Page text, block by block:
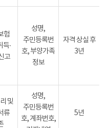
험
득·
고
성명,
주민등록번
호, 부양가족
정보
자격 상실 후
3년
및
류
성명,
주민등록번
호, 계좌번호,
5년